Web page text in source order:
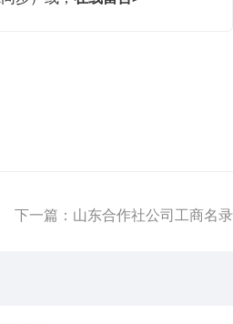
下一篇：山东合作社公司工商名录